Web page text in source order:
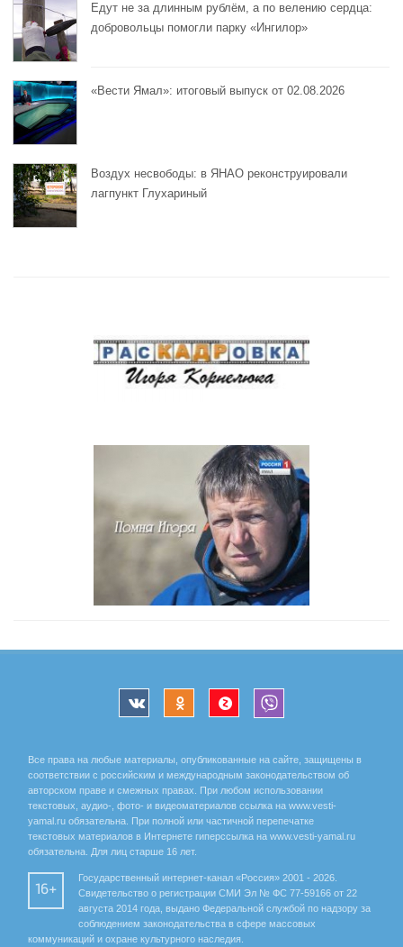
Едут не за длинным рублём, а по велению сердца:
добровольцы помогли парку «Ингилор»
«Вести Ямал»: итоговый выпуск от 02.08.2026
Воздух несвободы: в ЯНАО реконструировали
лагпункт Глухариный
Все права на любые материалы, опубликованные на сайте, защищены в
соответствии с российским и международным законодательством об
авторском праве и смежных правах. При любом использовании
текстовых, аудио-, фото- и видеоматериалов ссылка на www.vesti-
yamal.ru обязательна. При полной или частичной перепечатке
текстовых материалов в Интернете гиперссылка на www.vesti-yamal.ru
обязательна. Для лиц старше 16 лет.
16+
Государственный интернет-канал «Россия» 2001 - 2026.
Свидетельство о регистрации СМИ Эл № ФС 77-59166 от 22
августа 2014 года, выдано Федеральной службой по надзору за
соблюдением законодательства в сфере массовых
коммуникаций и охране культурного наследия.